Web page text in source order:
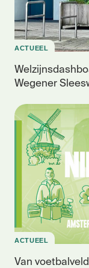
ACTUEEL
Wegener
ACTUEEL
Van